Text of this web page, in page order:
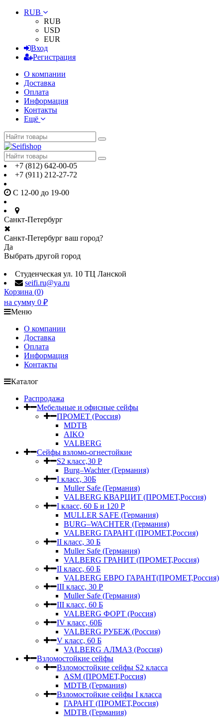
RUB
RUB
USD
EUR
Вход
Регистрация
О компании
Доставка
Оплата
Информация
Контакты
Ещё
+7 (812) 642-00-05
+7 (911) 212-27-72
С 12-00 до 19-00
Санкт-Петербург
✖
Санкт-Петербург ваш город?
Да
Выбрать другой город
Студенческая ул. 10 ТЦ Ланской
seifi.ru@ya.ru
Корзина (0)
на сумму 0 ₽
Меню
О компании
Доставка
Оплата
Информация
Контакты
Каталог
Распродажа
Мебельные и офисные сейфы
ПРОМЕТ (Россия)
MDTB
AIKO
VALBERG
Сейфы взломо-огнестойкие
S2 класс,30 Р
Burg–Wachter (Германия)
I класс, 30Б
Muller Safe (Германия)
VALBERG КВАРЦИТ (ПРОМЕТ,Россия)
I класс, 60 Б и 120 Р
MULLER SAFE (Германия)
BURG–WACHTER (Германия)
VALBERG ГАРАНТ (ПРОМЕТ,Россия)
II класс, 30 Б
Muller Safe (Германия)
VALBERG ГРАНИТ (ПРОМЕТ,Россия)
II класс, 60 Б
VALBERG ЕВРО ГАРАНТ(ПРОМЕТ,Россия)
III класс, 30 Р
Muller Safe (Германия)
III класс, 60 Б
VALBERG ФОРТ (Россия)
IV класс, 60Б
VALBERG РУБЕЖ (Россия)
V класс, 60 Б
VALBERG АЛМАЗ (Россия)
Взломостойкие сейфы
Взломостойкие сейфы S2 класса
ASM (ПРОМЕТ,Россия)
MDTB (Германия)
Взломостойкие сейфы I класса
ГАРАНТ (ПРОМЕТ,Россия)
MDTB (Германия)